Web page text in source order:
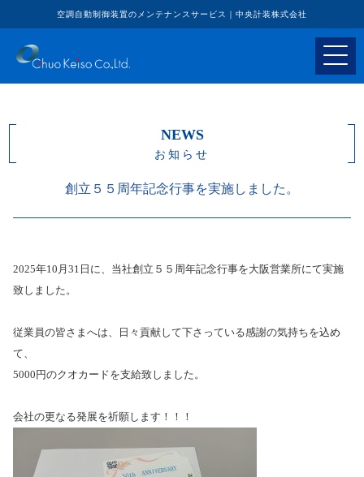
空調自動制御装置のメンテナンスサービス｜中央計装株式会社
NEWS
お知らせ
創立５５周年記念行事を実施しました。
2025年10月31日に、当社創立５５周年記念行事を大阪営業所にて実施
致しました。
従業員の皆さまへは、日々貢献して下さっている感謝の気持ちを込め
て、
5000円のクオカードを支給致しました。
会社の更なる発展を祈願します！！！